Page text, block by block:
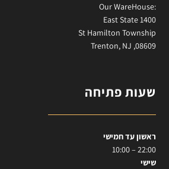
:Our WareHouse
East State 1400
St Hamilton Township
Trenton, NJ ,08609
שעות פתיחה
ראשון עד חמישי
22:00 – 10:00
שישי